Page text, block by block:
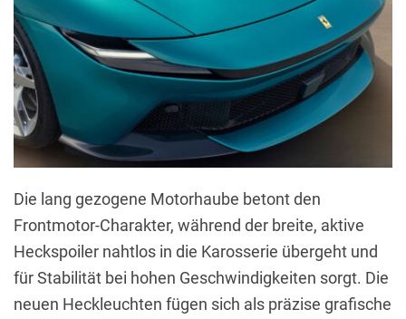
Die lang gezogene Motorhaube betont den
Frontmotor-Charakter, während der breite, aktive
Heckspoiler nahtlos in die Karosserie übergeht und
für Stabilität bei hohen Geschwindigkeiten sorgt. Die
neuen Heckleuchten fügen sich als präzise grafische